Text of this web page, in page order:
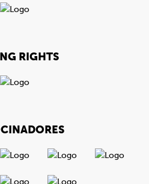
RIGHTS